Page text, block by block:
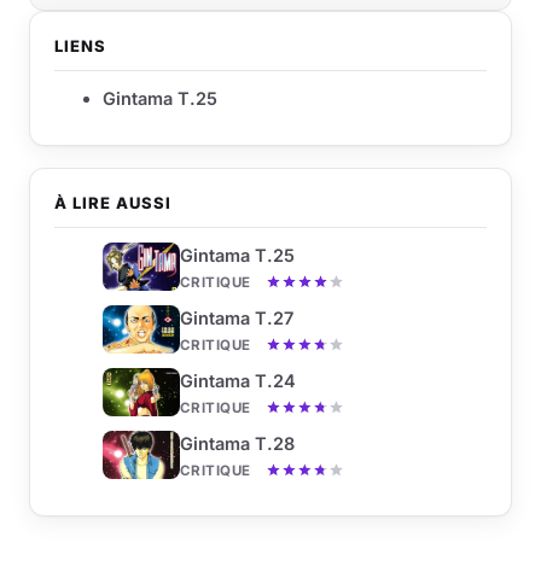
À LIRE AUSSI
Gintama T.25
CRITIQUE
Gintama T.27
CRITIQUE
Gintama T.24
CRITIQUE
Gintama T.28
CRITIQUE
LIENS
Gintama T.25